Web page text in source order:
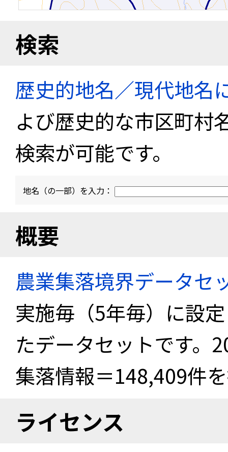
検索
歴史的地名／現代地名
よび歴史的な市区町村
検索が可能です。
地名（の一部）を入力：
概要
農業集落境界データセ
実施毎（5年毎）に設
たデータセットです。
集落情報＝148,409件
ライセンス